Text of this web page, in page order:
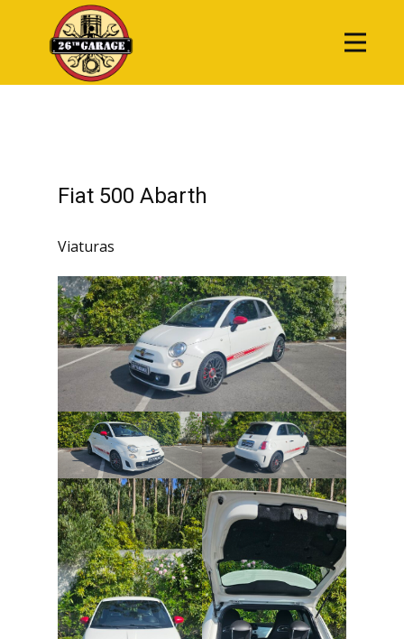
Fiat 500 Abarth
Viaturas